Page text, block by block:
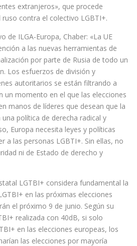
extranjeros», que procede
contra el colectivo LGBTI+.
de ILGA-Europa, Chaber: «La UE
a las nuevas herramientas de
por parte de Rusia de todo un
Los esfuerzos de división y
autoritarios se están filtrando a
un momento en el que las elecciones
manos de líderes que desean que la
política de derecha radical y
Europa necesita leyes y políticas
a las personas LGBTI+. Sin ellas, no
ni de Estado de derecho y
LGTBI+ considera fundamental la
en las próximas elecciones
el próximo 9 de junio. Según su
realizada con 40dB, si solo
en las elecciones europeas, los
las elecciones por mayoría